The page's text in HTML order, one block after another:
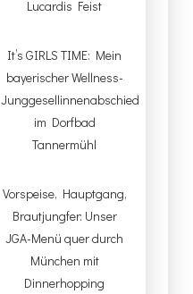
Lucardis Feist
It’s GIRLS TIME: Mein
bayerischer Wellness-
Junggesellinnenabschied
im Dorfbad
Tannermühl
Vorspeise, Hauptgang,
Brautjungfer: Unser
JGA-Menü quer durch
München mit
Dinnerhopping